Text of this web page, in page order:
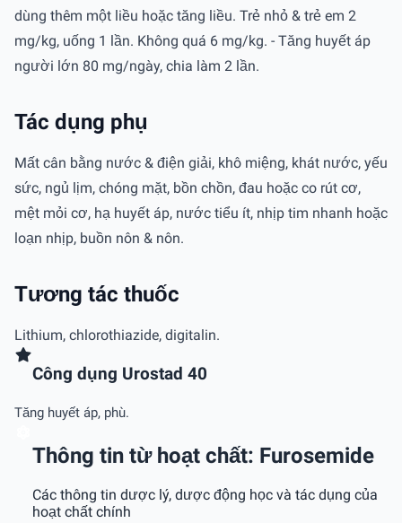
dùng thêm một liều hoặc tăng liều. Trẻ nhỏ & trẻ em 2
mg/kg, uống 1 lần. Không quá 6 mg/kg. - Tăng huyết áp
người lớn 80 mg/ngày, chia làm 2 lần.
Tác dụng phụ
Mất cân bằng nước & điện giải, khô miệng, khát nước, yếu
sức, ngủ lịm, chóng mặt, bồn chồn, đau hoặc co rút cơ,
mệt mỏi cơ, hạ huyết áp, nước tiểu ít, nhịp tim nhanh hoặc
loạn nhịp, buồn nôn & nôn.
Tương tác thuốc
Lithium, chlorothiazide, digitalin.
Công dụng Urostad 40
Tăng huyết áp, phù.
Thông tin từ hoạt chất: Furosemide
Các thông tin dược lý, dược động học và tác dụng của
hoạt chất chính